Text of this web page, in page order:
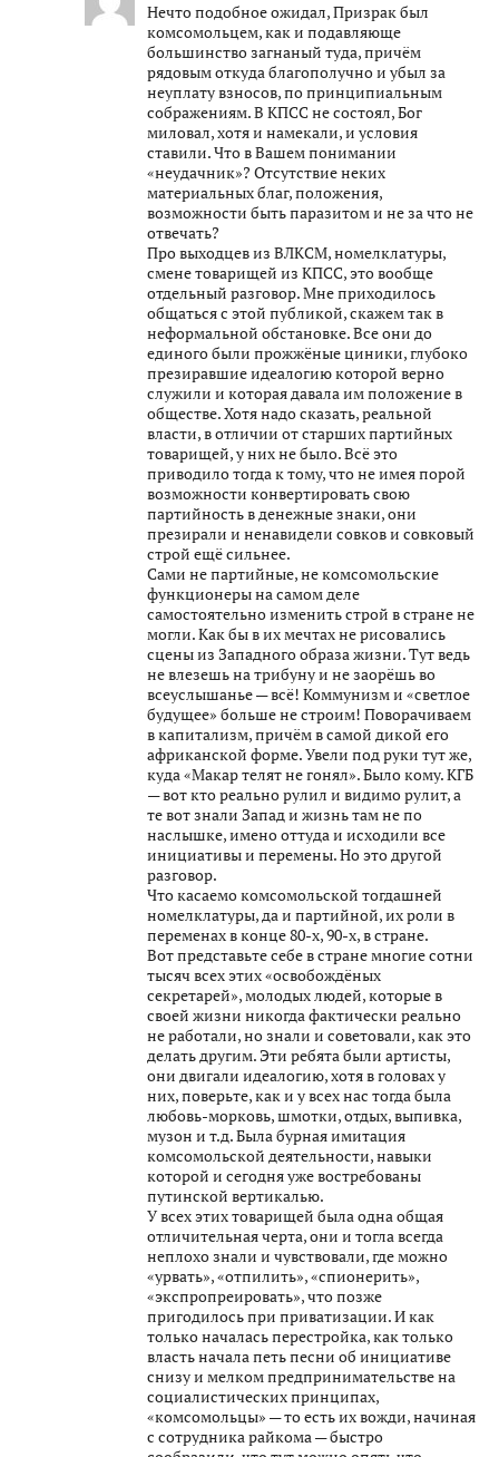
Нечто подобное ожидал, Призрак был
комсомольцем, как и подавляюще
большинство загнаный туда, причём
рядовым откуда благополучно и убыл за
неуплату взносов, по принципиальным
сображениям. В КПСС не состоял, Бог
миловал, хотя и намекали, и условия
ставили. Что в Вашем понимании
«неудачник»? Отсутствие неких
материальных благ, положения,
возможности быть паразитом и не за что не
отвечать?
Про выходцев из ВЛКСМ, номелклатуры,
смене товарищей из КПСС, это вообще
отдельный разговор. Мне приходилось
общаться с этой публикой, скажем так в
неформальной обстановке. Все они до
единого были прожжёные циники, глубоко
презиравшие идеалогию которой верно
служили и которая давала им положение в
обществе. Хотя надо сказать, реальной
власти, в отличии от старших партийных
товарищей, у них не было. Всё это
приводило тогда к тому, что не имея порой
возможности конвертировать свою
партийность в денежные знаки, они
презирали и ненавидели совков и совковый
строй ещё сильнее.
Сами не партийные, не комсомольские
функционеры на самом деле
самостоятельно изменить строй в стране не
могли. Как бы в их мечтах не рисовались
сцены из Западного образа жизни. Тут ведь
не влезешь на трибуну и не заорёшь во
всеуслышанье — всё! Коммунизм и «светлое
будущее» больше не строим! Поворачиваем
в капитализм, причём в самой дикой его
африканской форме. Увели под руки тут же,
куда «Макар телят не гонял». Было кому. КГБ
— вот кто реально рулил и видимо рулит, а
те вот знали Запад и жизнь там не по
наслышке, имено оттуда и исходили все
инициативы и перемены. Но это другой
разговор.
Что касаемо комсомольской тогдашней
номелклатуры, да и партийной, их роли в
переменах в конце 80-х, 90-х, в стране.
Вот представьте себе в стране многие сотни
тысяч всех этих «освобождёных
секретарей», молодых людей, которые в
своей жизни никогда фактически реально
не работали, но знали и советовали, как это
делать другим. Эти ребята были артисты,
они двигали идеалогию, хотя в головах у
них, поверьте, как и у всех нас тогда была
любовь-морковь, шмотки, отдых, выпивка,
музон и т.д. Была бурная имитация
комсомольской деятельности, навыки
которой и сегодня уже востребованы
путинской вертикалью.
У всех этих товарищей была одна общая
отличительная черта, они и тогла всегда
неплохо знали и чувствовали, где можно
«урвать», «отпилить», «спионерить»,
«экспропреировать», что позже
пригодилось при приватизации. И как
только началась перестройка, как только
власть начала петь песни об инициативе
снизу и мелком предпринимательстве на
социалистических принципах,
«комсомольцы» — то есть их вожди, начиная
с сотрудника райкома — быстро